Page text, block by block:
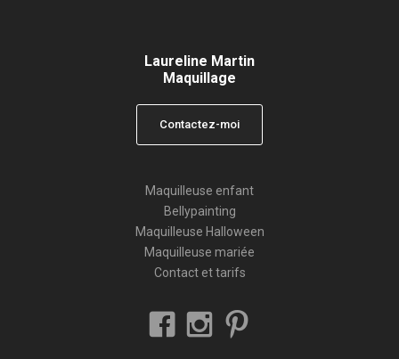
Laureline Martin
Maquillage
Contactez-moi
Maquilleuse enfant
Bellypainting
Maquilleuse Halloween
Maquilleuse mariée
Contact et tarifs